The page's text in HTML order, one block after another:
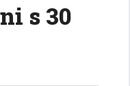
s 30